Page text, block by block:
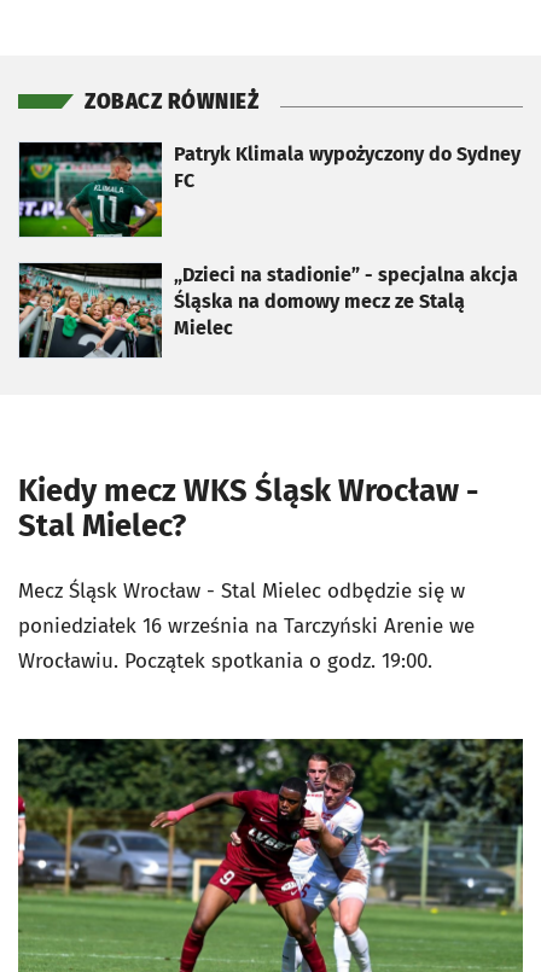
ZOBACZ RÓWNIEŻ
Patryk Klimala wypożyczony do Sydney
FC
otworzy się w nowej karcie
„Dzieci na stadionie” - specjalna akcja
Śląska na domowy mecz ze Stalą
Mielec
otworzy się w nowej karcie
Kiedy mecz WKS Śląsk Wrocław -
Stal Mielec?
Mecz Śląsk Wrocław - Stal Mielec odbędzie się w
poniedziałek 16 września na Tarczyński Arenie we
Wrocławiu. Początek spotkania o godz. 19:00.